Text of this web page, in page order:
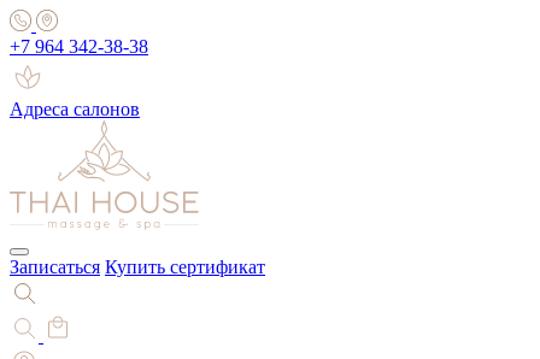
+7 964 342-38-38
Адреса салонов
Записаться Купить сертификат